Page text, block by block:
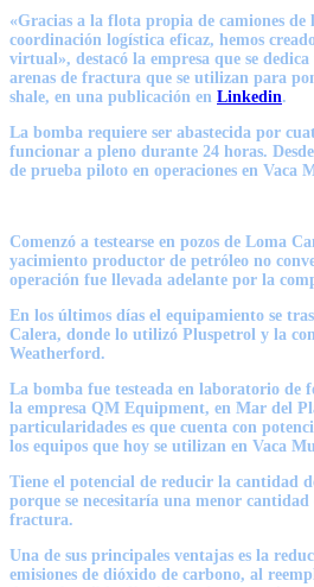
«Gracias a la flota propia de camiones de
coordinación logística eficaz, hemos
virtual», destacó la empresa que se
arenas de fractura que se utilizan para
shale, en una publicación en Linkedin.
La bomba requiere ser abastecida por
funcionar a pleno durante 24 horas.
de prueba piloto en operaciones en Vaca
Comenzó a testearse en pozos de Loma
yacimiento productor de petróleo no
operación fue llevada adelante por la
En los últimos días el equipamiento se
Calera, donde lo utilizó Pluspetrol y la
Weatherford.
La bomba fue testeada en laboratorio de
la empresa QM Equipment, en Mar del
particularidades es que cuenta con
los equipos que hoy se utilizan en Vaca
Tiene el potencial de reducir la cantidad
porque se necesitaría una menor cantidad
fractura.
Una de sus principales ventajas es la
emisiones de dióxido de carbono, al